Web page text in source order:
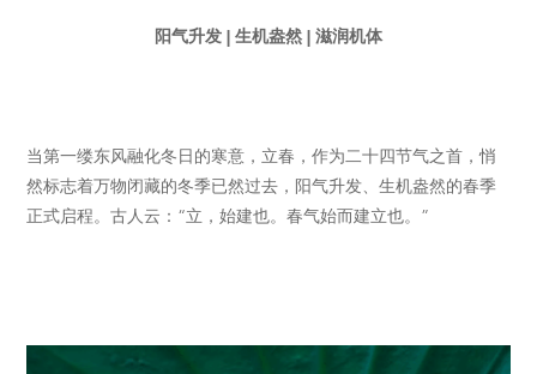
阳气升发 | 生机盎然 | 滋润机体
当第一缕东风融化冬日的寒意，立春，作为二十四节气之首，悄
然标志着万物闭藏的冬季已然过去，阳气升发、生机盎然的春季
正式启程。古人云：“立，始建也。春气始而建立也。”